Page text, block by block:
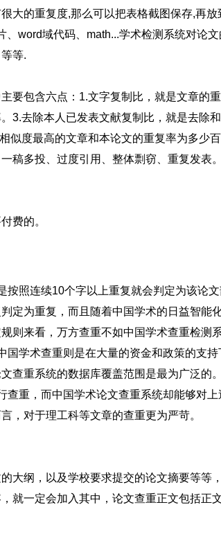
大的重复度,那么可以把表格截图保存,再
word域代码、math...学术检测系统对论文
等.
要包含六点：1.文字复制比，就是文章的
3.去除本人已发表文献复制比，就是去除
似度最高的文章和本论文的重复率为多少
稿多投、过度引用、整体剽窃、重复发表
费的。
按照连续10个字以上重复就会判定为该论
定为重复，而且随着中国学术的日益智能
则来看，万方查重不如中国学术查重检测系
学术查重则是在大量的资金和政策的支
查重系统的数据库覆盖范围是最为广泛的。
重，而中国学术论文查重系统却能够对
，对于理工科等文章的查重更为严苛。
大纲，以及学校要求提交的论文摘要等等
就一定会加入其中，论文查重正文包括正